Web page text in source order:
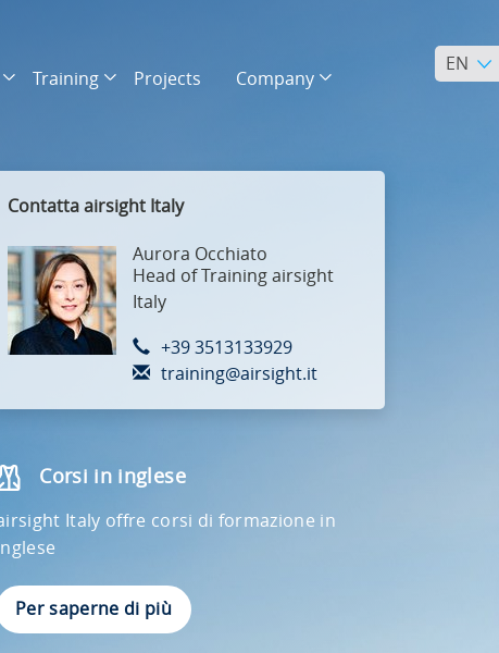
Training Projects Company
EN
Contatta airsight Italy
Aurora Occhiato
Head of Training airsight
Italy
+39 3513133929
training@airsight.it
Corsi in inglese
Italy offre corsi di formazione in
Per saperne di più